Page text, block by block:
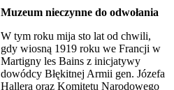
Muzeum nieczynne do odwołania
W tym roku mija sto lat od chwili,
gdy wiosną 1919 roku we Francji w
Martigny les Bains z inicjatywy
dowódcy Błękitnej Armii gen. Józefa
Hallera oraz Komitetu Narodowego